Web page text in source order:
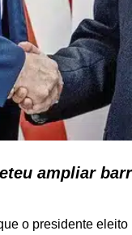
ampliar
o presidente eleito